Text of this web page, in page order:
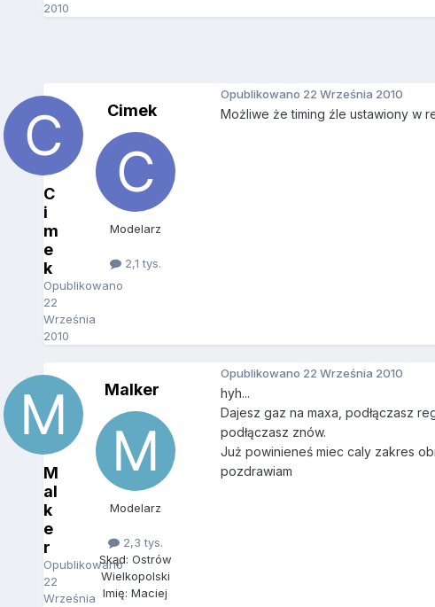
2010
C
i
m
e
k
Opublikowano
22
Września
2010
Cimek
Modelarz
2,1 tys.
Opublikowano 22 Września 2010
Możliwe że timing źle ustawiony w
M
al
k
e
r
Opublikowano
22
Września
Malker
Modelarz
2,3 tys.
Skąd: Ostrów
Wielkopolski
Imię: Maciej
Opublikowano 22 Września 2010
hyh...
Dajesz gaz na maxa, podłączasz
podłączasz znów.
Już powinieneś miec caly zakres
pozdrawiam